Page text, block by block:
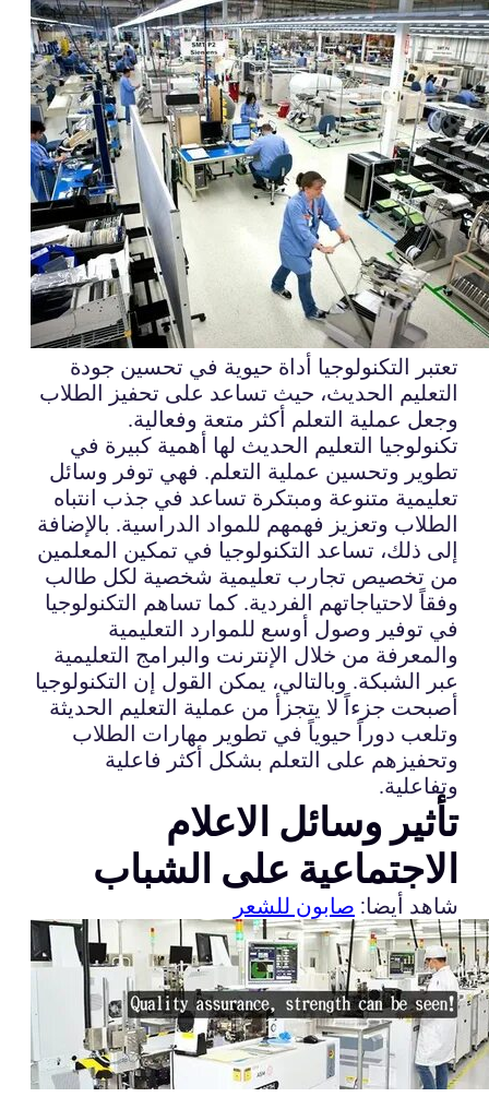
تعتبر التكنولوجيا أداة حيوية في تحسين جودة
التعليم الحديث، حيث تساعد على تحفيز الطلاب
وجعل عملية التعلم أكثر متعة وفعالية.
تكنولوجيا التعليم الحديث لها أهمية كبيرة في
تطوير وتحسين عملية التعلم. فهي توفر وسائل
تعليمية متنوعة ومبتكرة تساعد في جذب انتباه
الطلاب وتعزيز فهمهم للمواد الدراسية. بالإضافة
إلى ذلك، تساعد التكنولوجيا في تمكين المعلمين
من تخصيص تجارب تعليمية شخصية لكل طالب
وفقاً لاحتياجاتهم الفردية. كما تساهم التكنولوجيا
في توفير وصول أوسع للموارد التعليمية
والمعرفة من خلال الإنترنت والبرامج التعليمية
عبر الشبكة. وبالتالي، يمكن القول إن التكنولوجيا
أصبحت جزءاً لا يتجزأ من عملية التعليم الحديثة
وتلعب دوراً حيوياً في تطوير مهارات الطلاب
وتحفيزهم على التعلم بشكل أكثر فاعلية
وتفاعلية.
تأثير وسائل الاعلام
الاجتماعية على الشباب
شاهد أيضا: صابون للشعر